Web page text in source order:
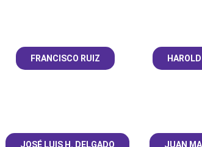
p
p
FRANCISCO RUIZ
JOSÉ LUIS H. DELGADO JUAN